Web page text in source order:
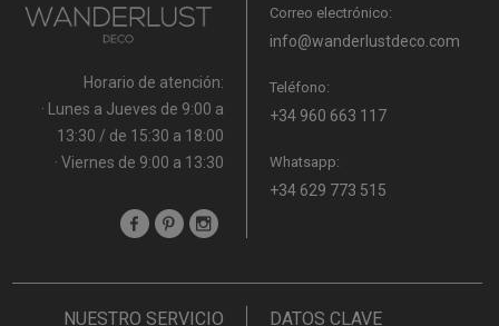
Horario de atención:
· Lunes a Jueves de 9:00 a
13:30 / de 15:30 a 18:00
· Viernes de 9:00 a 13:30
Correo electrónico:
info@wanderlustdeco.com
Teléfono:
+34 960 663 117
Whatsapp:
+34 629 773 515
NUESTRO SERVICIO DATOS CLAVE